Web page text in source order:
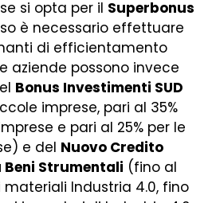
se si opta per il Superbonus
è necessario effettuare
di efficientamento
aziende possono invece
Bonus Investimenti SUD
imprese, pari al 35%
e pari al 25% per le
e del Nuovo Credito
Beni Strumentali (fino al
materiali Industria 4.0, fino